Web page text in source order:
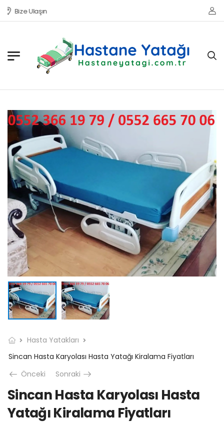
Bize Ulaşın
Hasta Yatakları
Sincan Hasta Karyolası Hasta Yatağı Kiralama Fiyatları
Önceki
Sonraki
Sincan Hasta Karyolası Hasta
Yatağı Kiralama Fiyatları